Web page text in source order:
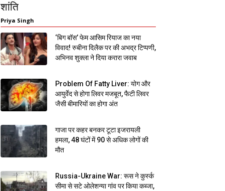
शांति
Priya Singh
‘बिग बॉस’ फेम आसिम रियाज का नया
विवाद! रुबीना दिलैक पर की अभद्र टिप्पणी,
अभिनव शुक्ला ने दिया करारा जवाब
Problem Of Fatty Liver: योग और
आयुर्वेद से होगा लिवर मजबूत, फैटी लिवर
जैसी बीमारियों का होगा अंत
गाजा पर कहर बनकर टूटा इजरायली
हमला, 48 घंटों में 90 से अधिक लोगों की
मौत
Russia-Ukraine War: रूस ने कुर्स्क
सीमा से सटे ओलेशन्या गांव पर किया कब्जा,